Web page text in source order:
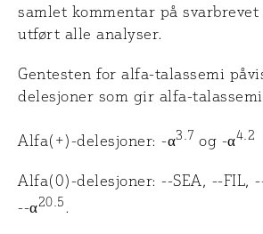
samlet kommentar på
utført alle analyser.
Gentesten for alfa-talassemi
delesjoner som gir alfa-
Alfa(+)-delesjoner: -α3.7 og -α4.2
Alfa(0)-delesjoner: --SEA, --FIL,
--α20.5 .